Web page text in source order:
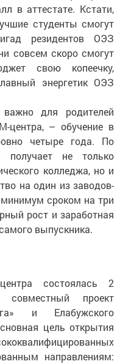
в аттестате. Кстати,
студенты смогут
резидентов ОЭЗ
совсем скоро смогут
свою копеечку,
энергетик ОЭЗ
для родителей
центра, – обучение в
четыре года. По
получает не только
колледжа, но и
на один из заводов-
сроком на три
рост и заработная
выпускника.
состоялась 2
проект
и Елабужского
цель открытия
направлениям: